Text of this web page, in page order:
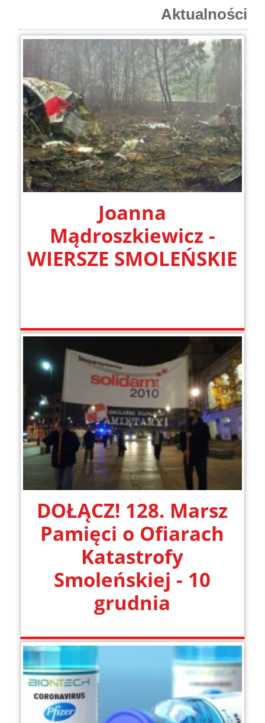
Aktualności
Joanna
Mądroszkiewicz -
WIERSZE SMOLEŃSKIE
DOŁĄCZ! 128. Marsz
Pamięci o Ofiarach
Katastrofy
Smoleńskiej - 10
grudnia